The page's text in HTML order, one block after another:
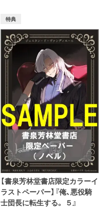
特典
【書泉芳林堂書店限定カラーイ
ラストペーパー】『俺、悪役騎
士団長に転生する。 ５』